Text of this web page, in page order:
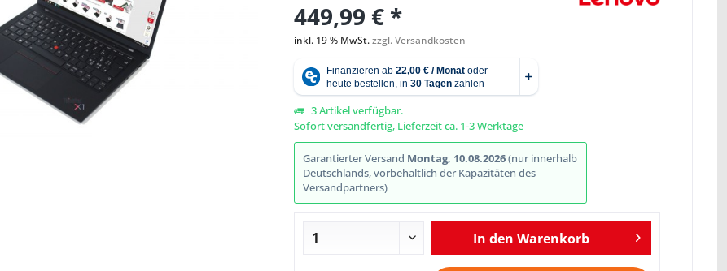
Abbildung ähnlich
449,99 € *
inkl. 19 % MwSt.zzgl. Versandkosten
3 Artikel verfügbar.
Sofort versandfertig, Lieferzeit ca. 1-3 Werktage
Garantierter Versand Montag, 10.08.2026(nur innerhalb
Deutschlands, vorbehaltlich der Kapazitäten des
Versandpartners)
In den Warenkorb